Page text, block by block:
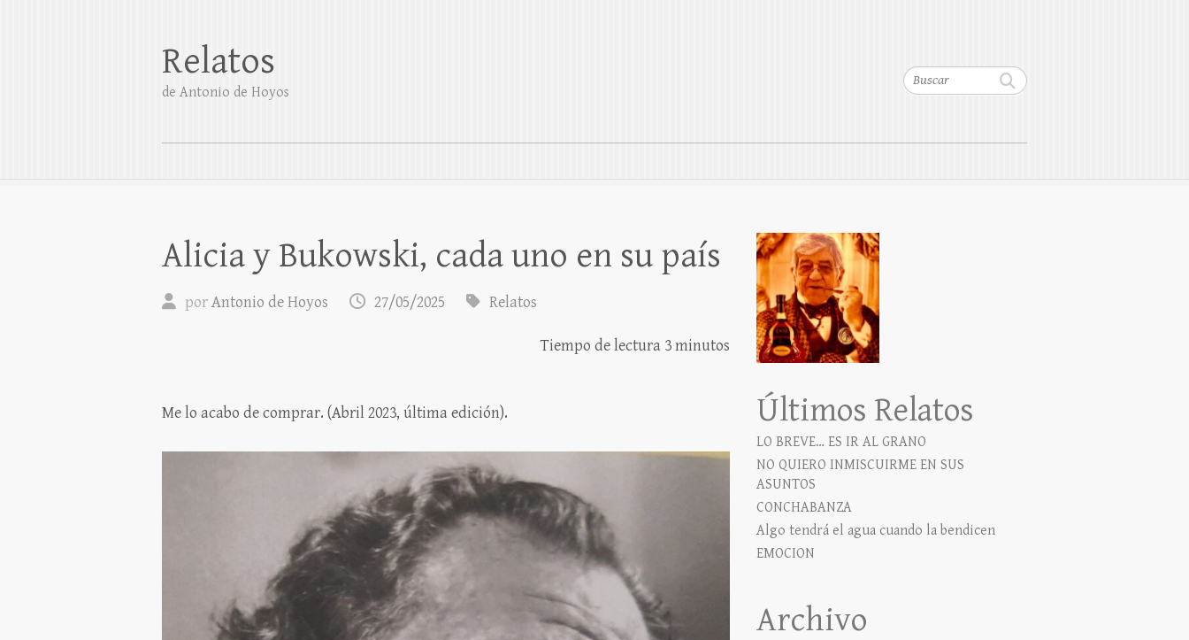
Buscar
Relatos
de Antonio de Hoyos
Alicia y Bukowski, cada uno en su país
porAntonio de Hoyos 27/05/2025 Relatos
Tiempo de lectura 3 minutos
Me lo acabo de comprar. (Abril 2023, última edición). Últimos Relatos
LO BREVE… ES IR AL GRANO
NO QUIERO INMISCUIRME EN SUS
ASUNTOS
CONCHABANZA
Algo tendrá el agua cuando la bendicen
EMOCION
Archivo